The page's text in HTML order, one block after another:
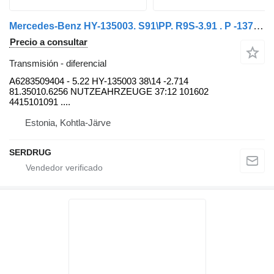
Mercedes-Benz HY-135003. S91\PP. R9S-3.91 . P -1379/ 1346 \3.31 DAF MAN -281 A6283509404 diferencial para Setra DAF autobús
Precio a consultar
Transmisión - diferencial
A6283509404 - 5.22 HY-135003 38\14 -2.714
81.35010.6256 NUTZEAHRZEUGE 37:12 101602
4415101091 ....
Estonia, Kohtla-Järve
SERDRUG